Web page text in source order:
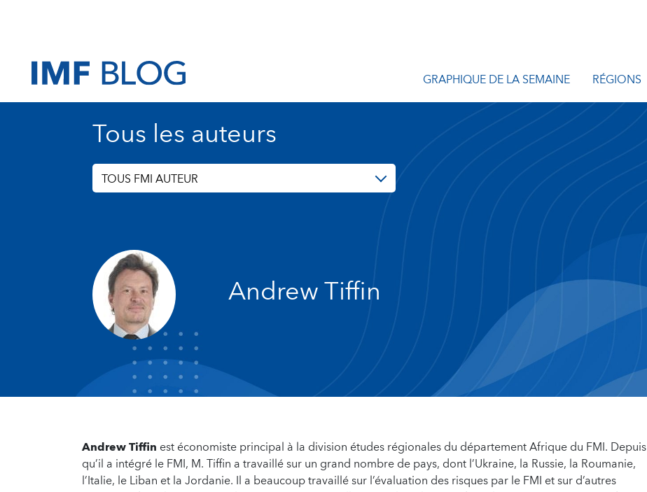
GRAPHIQUE DE LA SEMAINE RÉGIONS
Tous les auteurs
TOUS FMI AUTEUR
Andrew Tiffin
Andrew Tiffin est économiste principal à la division études régionales du département Afrique du FMI. Depuis
qu’il a intégré le FMI, M. Tiffin a travaillé sur un grand nombre de pays, dont l’Ukraine, la Russie, la Roumanie,
l’Italie, le Liban et la Jordanie. Il a beaucoup travaillé sur l’évaluation des risques par le FMI et sur d’autres